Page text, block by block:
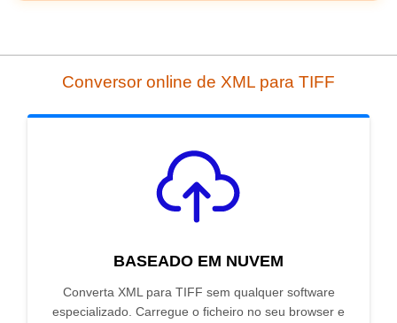
Conversor online de XML para TIFF
BASEADO EM NUVEM
Converta XML para TIFF sem qualquer software
especializado. Carregue o ficheiro no seu browser e